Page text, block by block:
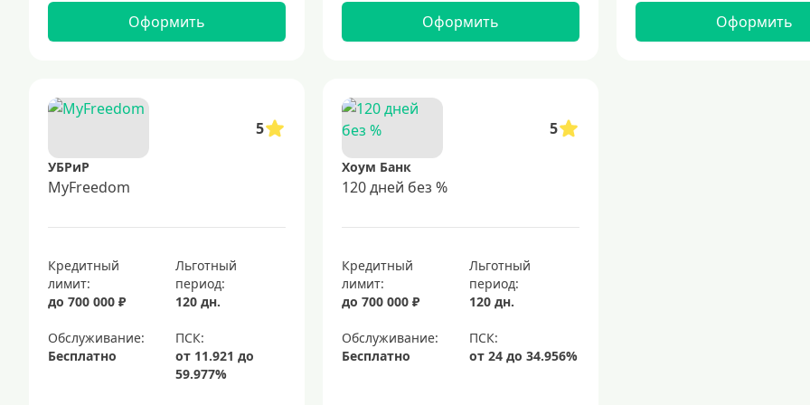
Оформить Оформить Оформить
5
УБРиР
MyFreedom
Кредитный
лимит:
до 700 000 ₽
Льготный
период:
120 дн.
Обслуживание:
Бесплатно
5
Хоум Банк
120 дней без %
Кредитный
лимит:
до 700 000 ₽
Льготный
период:
120 дн.
Обслуживание:
Бесплатно